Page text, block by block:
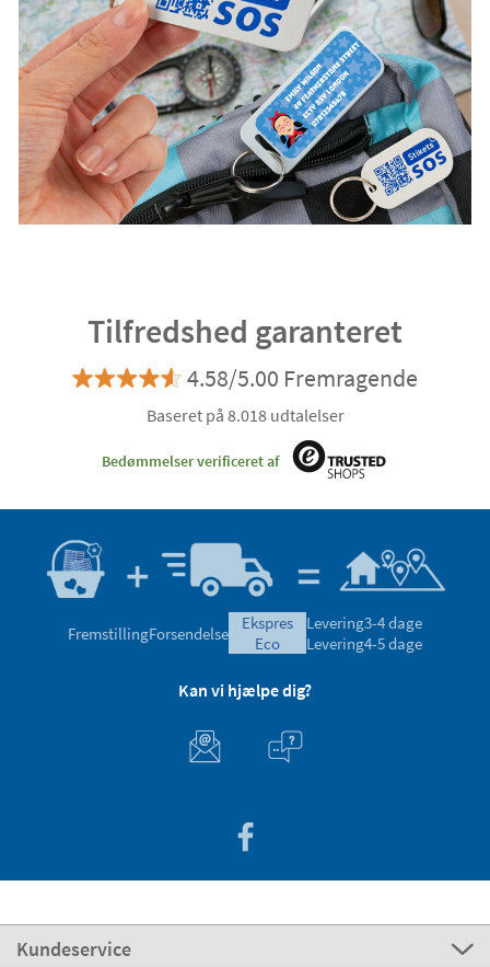
Tilfredshed garanteret
4.58/5.00 Fremragende
Baseret på 8.018 udtalelser
Bedømmelser verificeret af
FremstillingForsendelse
ekspres
eco
Levering3-4 dage
Levering4-5 dage
Kan vi hjælpe dig?
Kundeservice